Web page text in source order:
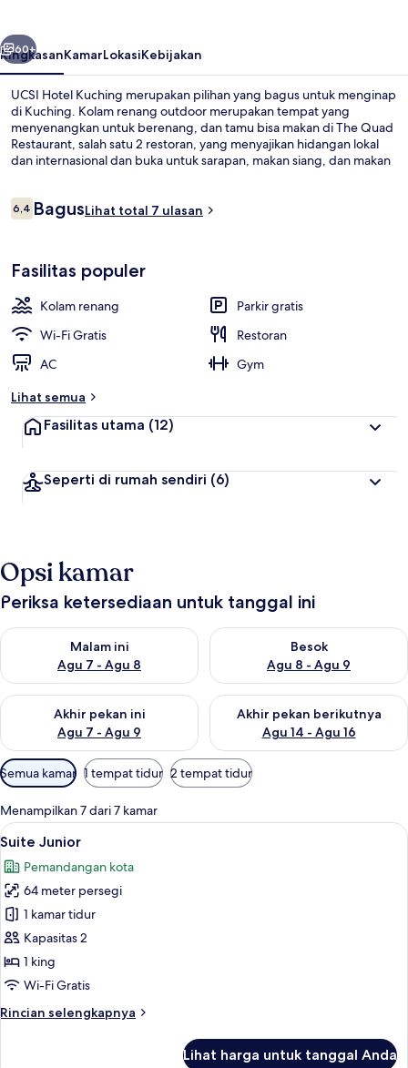
Berikutnya
60+
RingkasanKamarLokasiKebijakan
UCSI Hotel Kuching merupakan pilihan yang bagus untuk menginap
di Kuching. Kolam renang outdoor merupakan tempat yang
menyenangkan untuk berenang, dan tamu bisa makan di The Quad
Restaurant, salah satu 2 restoran, yang menyajikan hidangan lokal
dan internasional dan buka untuk sarapan, makan siang, dan makan
Ulasan
6,46,4 dari 10
BagusLihat total 7 ulasan
Fasilitas populer
Kolam renang
Parkir gratis
Wi-Fi Gratis
Restoran
AC
Gym
Lihat semua
Fasilitas utama (12)
Seperti di rumah sendiri (6)
Opsi kamar
Periksa ketersediaan untuk tanggal ini
Malam ini
Agu 7 - Agu 8
Periksa ketersediaan untuk malam ini Agu 7 - Agu 8
Besok
Agu 8 - Agu 9
Periksa ketersediaan untuk
Akhir pekan ini
Agu 7 - Agu 9
Periksa ketersediaan untuk akhir pekan ini Agu 7 - Agu 9
Akhir pekan berikutnya
Agu 14 - Agu 16
Periksa ketersediaan untuk
Filter
tersedia
untuk
kamar
Semua kamar 1 tempat tidur 2 tempat tidur
Menampilkan 7 dari 7 kamar
Lihat
semua
foto
untuk
Suite
Junior
Suite Junior | Minibar, brankas, meja
5
Suite Junior
Pemandangan kota
64 meter persegi
1 kamar tidur
Kapasitas 2
1 king
Wi-Fi Gratis
Rincian selengkapnya
Rincian
Lihat harga untuk tanggal Anda